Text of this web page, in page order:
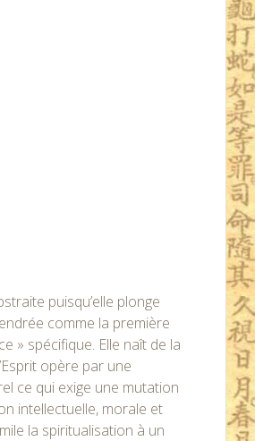
puisqu’elle plonge
comme la première
» spécifique. Elle naît de la
opère par une
ce qui exige une mutation
intellectuelle, morale et
la spiritualisation à un